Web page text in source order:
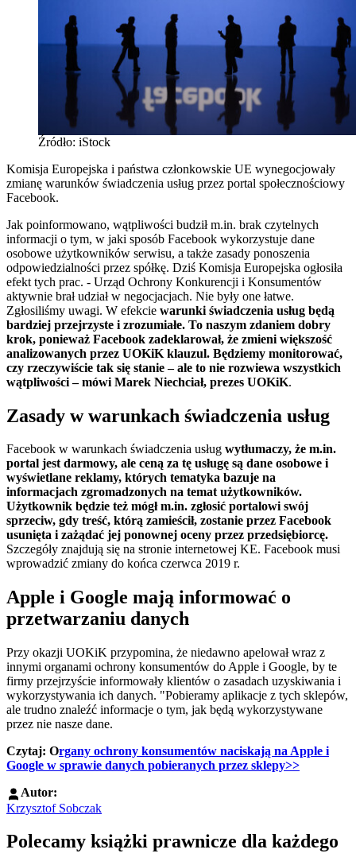
Źródło: iStock
Komisja Europejska i państwa członkowskie UE wynegocjowały
zmianę warunków świadczenia usług przez portal społecznościowy
Facebook.
Jak poinformowano, wątpliwości budził m.in. brak czytelnych
informacji o tym, w jaki sposób Facebook wykorzystuje dane
osobowe użytkowników serwisu, a także zasady ponoszenia
odpowiedzialności przez spółkę. Dziś Komisja Europejska ogłosiła
efekt tych prac. - Urząd Ochrony Konkurencji i Konsumentów
aktywnie brał udział w negocjacjach. Nie były one łatwe.
Zgłosiliśmy uwagi. W efekcie warunki świadczenia usług będą
bardziej przejrzyste i zrozumiałe. To naszym zdaniem dobry
krok, ponieważ Facebook zadeklarował, że zmieni większość
analizowanych przez UOKiK klauzul. Będziemy monitorować,
czy rzeczywiście tak się stanie – ale to nie rozwiewa wszystkich
wątpliwości – mówi Marek Niechciał, prezes UOKiK.
Zasady w warunkach świadczenia usług
Facebook w warunkach świadczenia usług wytłumaczy, że m.in.
portal jest darmowy, ale ceną za tę usługę są dane osobowe i
wyświetlane reklamy, których tematyka bazuje na
informacjach zgromadzonych na temat użytkowników.
Użytkownik będzie też mógł m.in. zgłosić portalowi swój
sprzeciw, gdy treść, którą zamieścił, zostanie przez Facebook
usunięta i zażądać jej ponownej oceny przez przedsiębiorcę.
Szczegóły znajdują się na stronie internetowej KE. Facebook musi
wprowadzić zmiany do końca czerwca 2019 r.
Apple i Google mają informować o
przetwarzaniu danych
Przy okazji UOKiK przypomina, że niedawno apelował wraz z
innymi organami ochrony konsumentów do Apple i Google, by te
firmy przejrzyście informowały klientów o zasadach uzyskiwania i
wykorzystywania ich danych. "Pobieramy aplikacje z tych sklepów,
ale trudno znaleźć informacje o tym, jak będą wykorzystywane
przez nie nasze dane.
Czytaj: Organy ochrony konsumentów naciskają na Apple i
Google w sprawie danych pobieranych przez sklepy>>
Autor:
Krzysztof Sobczak
Polecamy książki prawnicze dla każdego